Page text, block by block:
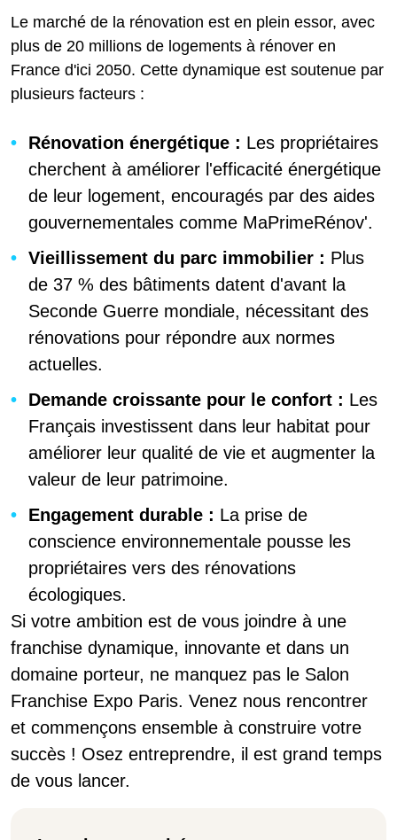
Le marché de la rénovation est en plein essor, avec
plus de 20 millions de logements à rénover en
France d'ici 2050. Cette dynamique est soutenue par
plusieurs facteurs :
Rénovation énergétique : Les propriétaires
cherchent à améliorer l'efficacité énergétique
de leur logement, encouragés par des aides
gouvernementales comme MaPrimeRénov'.
Vieillissement du parc immobilier : Plus
de 37 % des bâtiments datent d'avant la
Seconde Guerre mondiale, nécessitant des
rénovations pour répondre aux normes
actuelles.
Demande croissante pour le confort : Les
Français investissent dans leur habitat pour
améliorer leur qualité de vie et augmenter la
valeur de leur patrimoine.
Engagement durable : La prise de
conscience environnementale pousse les
propriétaires vers des rénovations
écologiques.
Si votre ambition est de vous joindre à une
franchise dynamique, innovante et dans un
domaine porteur, ne manquez pas le Salon
Franchise Expo Paris. Venez nous rencontrer
et commençons ensemble à construire votre
succès ! Osez entreprendre, il est grand temps
de vous lancer.